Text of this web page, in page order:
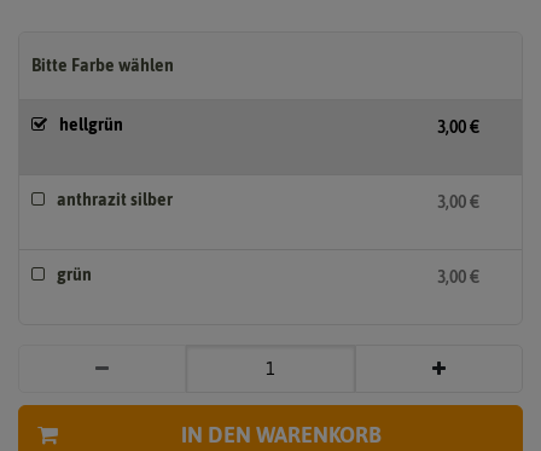
Bitte Farbe wählen
hellgrün 3,00 €
anthrazit silber 3,00 €
grün 3,00 €
IN DEN WARENKORB